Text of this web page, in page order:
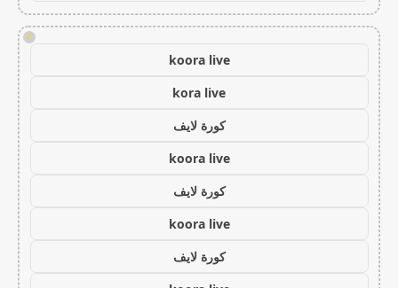
!
koora live
kora live
كورة لايف
koora live
كورة لايف
koora live
كورة لايف